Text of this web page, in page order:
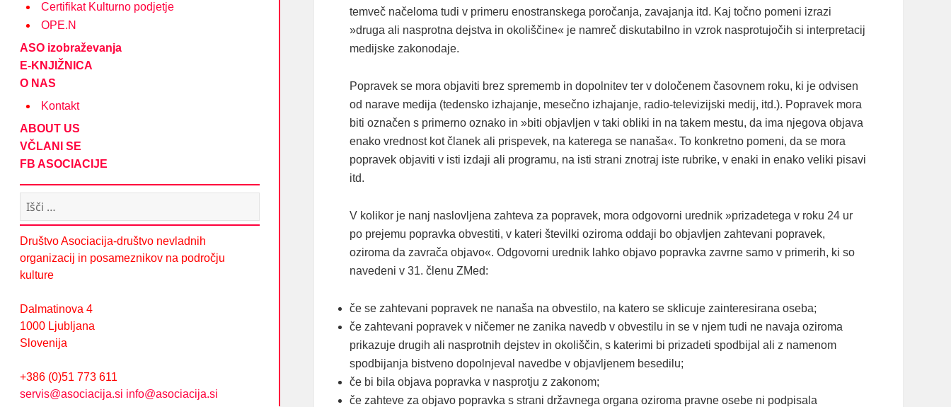
Certifikat Kulturno podjetje
OPE.N
ASO izobraževanja
E-KNJIŽNICA
O NAS
Kontakt
ABOUT US
VČLANI SE
FB ASOCIACIJE
Išči:
Društvo Asociacija-društvo nevladnih
organizacij in posameznikov na področju
kulture
Dalmatinova 4
1000 Ljubljana
Slovenija
+386 (0)51 773 611
servis@asociacija.si info@asociacija.si
temveč načeloma tudi v primeru enostranskega poročanja, zavajanja itd. Kaj točno pomeni izrazi
»druga ali nasprotna dejstva in okoliščine« je namreč diskutabilno in vzrok nasprotujočih si interpretacij
medijske zakonodaje.
Popravek se mora objaviti brez sprememb in dopolnitev ter v določenem časovnem roku, ki je odvisen
od narave medija (tedensko izhajanje, mesečno izhajanje, radio-televizijski medij, itd.). Popravek mora
biti označen s primerno oznako in »biti objavljen v taki obliki in na takem mestu, da ima njegova objava
enako vrednost kot članek ali prispevek, na katerega se nanaša«. To konkretno pomeni, da se mora
popravek objaviti v isti izdaji ali programu, na isti strani znotraj iste rubrike, v enaki in enako veliki pisavi
itd.
V kolikor je nanj naslovljena zahteva za popravek, mora odgovorni urednik »prizadetega v roku 24 ur
po prejemu popravka obvestiti, v kateri številki oziroma oddaji bo objavljen zahtevani popravek,
oziroma da zavrača objavo«. Odgovorni urednik lahko objavo popravka zavrne samo v primerih, ki so
navedeni v 31. členu ZMed:
če se zahtevani popravek ne nanaša na obvestilo, na katero se sklicuje zainteresirana oseba;
če zahtevani popravek v ničemer ne zanika navedb v obvestilu in se v njem tudi ne navaja oziroma
prikazuje drugih ali nasprotnih dejstev in okoliščin, s katerimi bi prizadeti spodbijal ali z namenom
spodbijanja bistveno dopolnjeval navedbe v objavljenem besedilu;
če bi bila objava popravka v nasprotju z zakonom;
če zahteve za objavo popravka s strani državnega organa oziroma pravne osebe ni podpisala